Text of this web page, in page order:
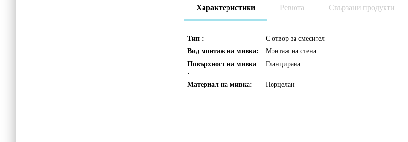
Характеристики Ревюта Свързани продукти
Тип :
С отвор за смесител
Вид монтаж на мивка:
Монтаж на стена
Повърхност на мивка
:
Гланцирана
Материал на мивка: Порцелан